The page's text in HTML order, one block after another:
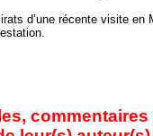
d’une récente visite en